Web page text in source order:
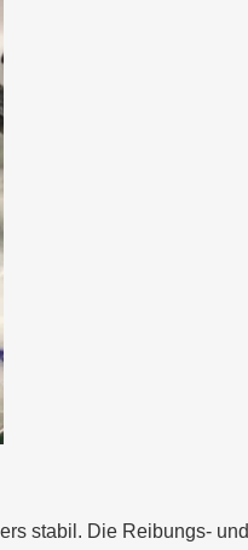
stabil. Die Reibungs- und